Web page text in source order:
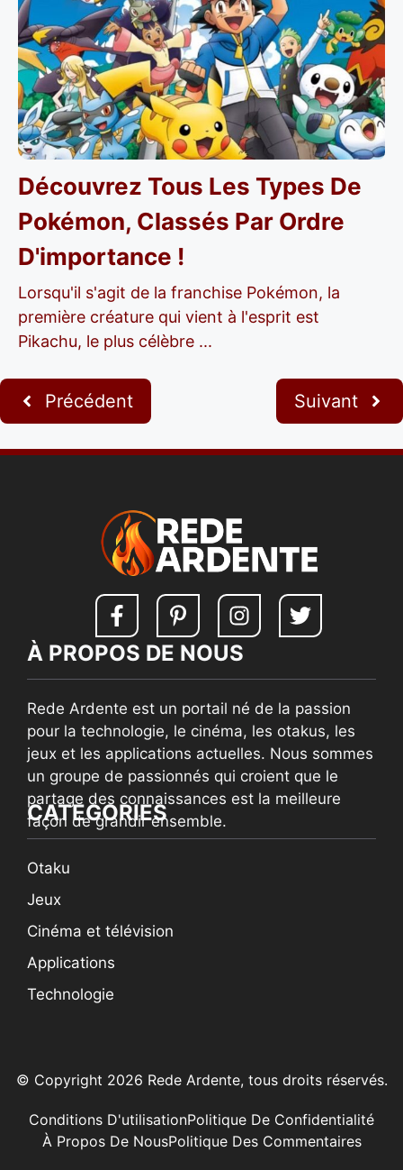
Découvrez Tous Les Types De
Pokémon, Classés Par Ordre
D'importance !
Lorsqu'il s'agit de la franchise Pokémon, la
première créature qui vient à l'esprit est
Pikachu, le plus célèbre ...
Précédent Suivant
À PROPOS DE NOUS
Rede Ardente est un portail né de la passion
pour la technologie, le cinéma, les otakus, les
jeux et les applications actuelles. Nous sommes
un groupe de passionnés qui croient que le
partage des connaissances est la meilleure
façon de grandir ensemble.
CATEGORIES
Otaku
Jeux
Cinéma et télévision
Applications
Technologie
© Copyright 2026 Rede Ardente, tous droits réservés.
Politique De Confidentialité
Conditions D'utilisation
Politique Des Commentaires
À Propos De Nous